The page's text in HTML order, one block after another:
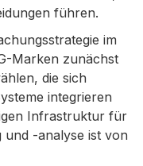
führen.
im
Marken zunächst
die sich
integrieren
Infrastruktur für
und -analyse ist von